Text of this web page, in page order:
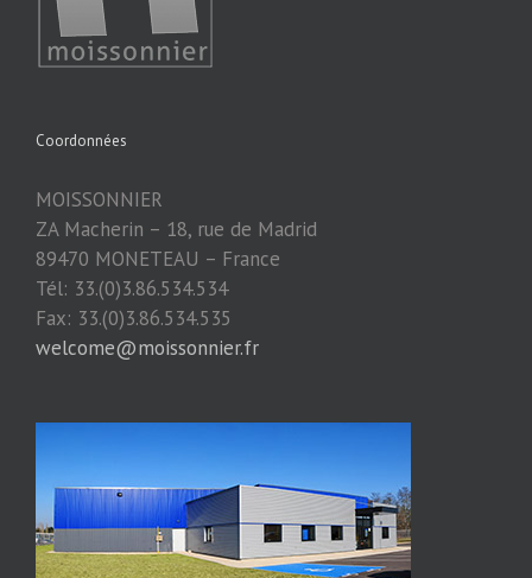
Coordonnées
MOISSONNIER
ZA Macherin – 18, rue de Madrid
89470 MONETEAU – France
Tél: 33.(0)3.86.534.534
Fax: 33.(0)3.86.534.535
welcome@moissonnier.fr